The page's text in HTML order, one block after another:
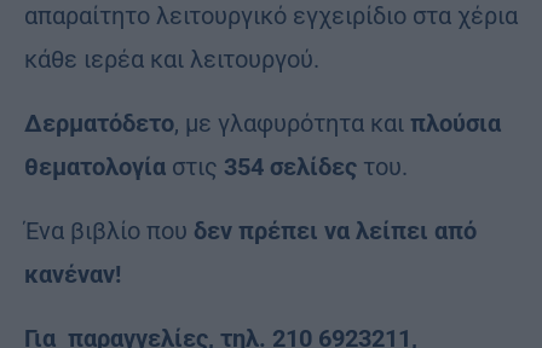
απαραίτητο λειτουργικό εγχειρίδιο στα χέρια
κάθε ιερέα και λειτουργού.
Δερματόδετο, με γλαφυρότητα και πλούσια
θεματολογία στις 354 σελίδες του.
Ένα βιβλίο που δεν πρέπει να λείπει από
κανέναν!
Για παραγγελίες, τηλ. 210 6923211,